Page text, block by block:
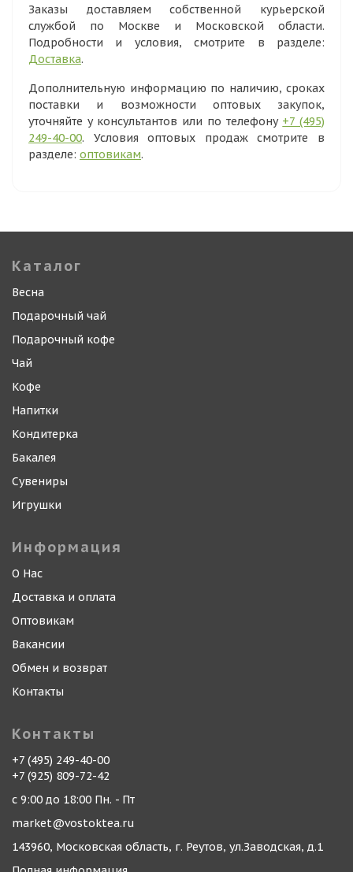
Заказы доставляем собственной курьерской
службой по Москве и Московской области.
Подробности и условия, смотрите в разделе:
Доставка.
Дополнительную информацию по наличию, сроках
поставки и возможности оптовых закупок,
уточняйте у консультантов или по телефону +7 (495)
249-40-00. Условия оптовых продаж смотрите в
разделе: оптовикам.
Каталог
Весна
Подарочный чай
Подарочный кофе
Чай
Кофе
Напитки
Кондитерка
Бакалея
Сувениры
Игрушки
Информация
О Нас
Доставка и оплата
Оптовикам
Вакансии
Обмен и возврат
Контакты
Контакты
+7 (495) 249-40-00
+7 (925) 809-72-42
с 9:00 до 18:00 Пн. - Пт
market@vostoktea.ru
143960, Московская область, г. Реутов, ул.Заводская, д.1